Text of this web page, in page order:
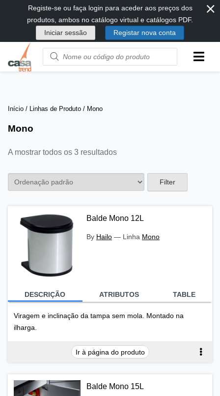
diretamente
conteúdo
Registe-se ou faça login para aceder aos preços dos
produtos, ambos no catálogo virtual e catálogos PDF.
Iniciar sessão
Registar nova conta
⨯
Product
name
Início / Linhas de Produto / Mono
Mono
A mostrar todos os 3 resultados
Filter
Balde Mono 12L
By Hailo — Linha Mono
DESCRIÇÃO ATRIBUTOS TABLE
Viragem e inclinação da tampa sem mola. Montado na
ilharga.
Ir à página do produto
Balde Mono 15L